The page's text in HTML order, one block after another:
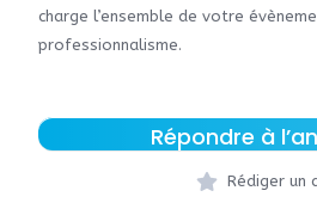
charge l’ensemble de votre
professionnalisme.
Répondre à
Rédiger un